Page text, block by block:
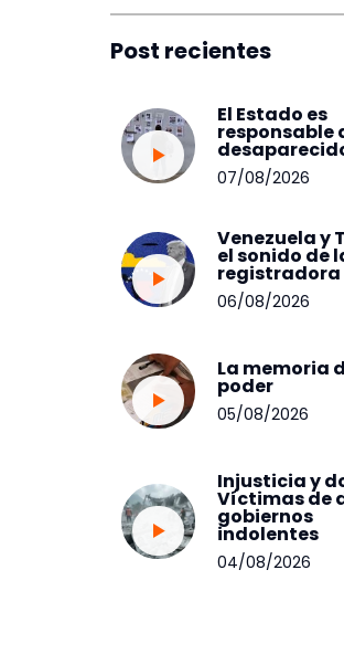
Post recientes
El Estado es
responsable
07/08/2026
Venezuela y
el sonido de
registradora
06/08/2026
La memoria
poder
05/08/2026
Injusticia y
Víctimas de
gobiernos
indolentes
04/08/2026